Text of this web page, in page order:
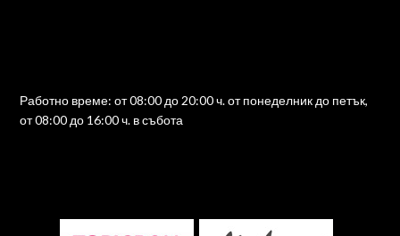
Работно време: от 08:00 до 20:00 ч. от понеделник до петък,
от 08:00 до 16:00 ч. в събота